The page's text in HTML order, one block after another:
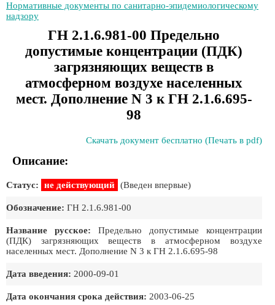
Нормативные документы по санитарно-эпидемиологическому
надзору
ГН 2.1.6.981-00 Предельно
допустимые концентрации (ПДК)
загрязняющих веществ в
атмосферном воздухе населенных
мест. Дополнение N 3 к ГН 2.1.6.695-
98
Скачать документ бесплатно (Печать в pdf)
Описание:
Статус: не действующий (Введен впервые)
Обозначение: ГН 2.1.6.981-00
Название русское: Предельно допустимые концентрации
(ПДК) загрязняющих веществ в атмосферном воздухе
населенных мест. Дополнение N 3 к ГН 2.1.6.695-98
Дата введения: 2000-09-01
Дата окончания срока действия: 2003-06-25